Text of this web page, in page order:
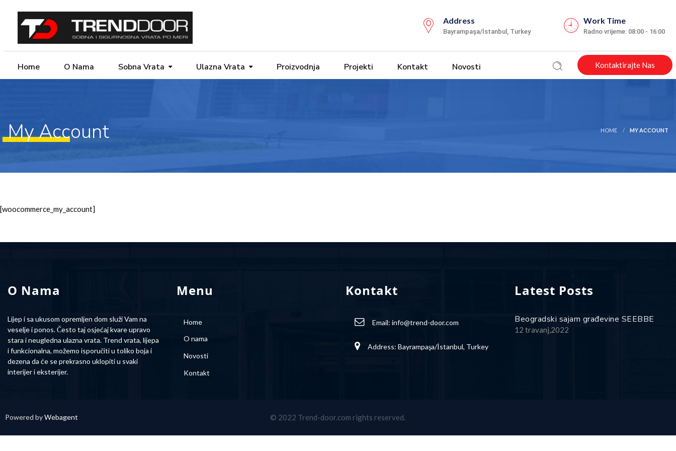
Address
Bayrampaşa/İstanbul, Turkey
Work Time
Radno vrijeme: 08:00 - 16:00
Home O Nama Sobna Vrata Ulazna Vrata Proizvodnja Projekti Kontakt Novosti Kontaktirajte Nas
My Account HOME MY ACCOUNT
[woocommerce_my_account]
O Nama
Lijep i sa ukusom opremljen dom služi Vam na
veselje i ponos. Često taj osjećaj kvare upravo
stara i neugledna ulazna vrata. Trend vrata, lijepa
i funkcionalna, možemo isporučiti u toliko boja i
dezena da će se prekrasno uklopiti u svaki
interijer i eksterijer.
Menu
Home
O nama
Novosti
Kontakt
Kontakt
Email: info@trend-door.com
Address: Bayrampaşa/İstanbul, Turkey
Latest Posts
Beogradski sajam građevine SEEBBE
12 travanj,2022
Powered byWebagent © 2022 Trend-door.com rights reserved.